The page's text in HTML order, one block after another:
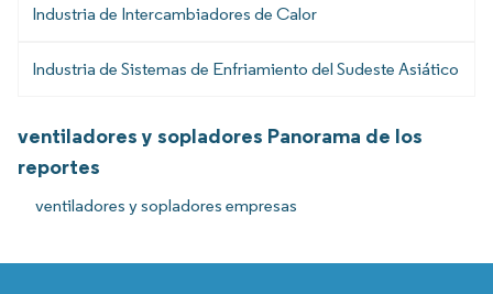
Industria de Intercambiadores de Calor
Industria de Sistemas de Enfriamiento del Sudeste Asiático
ventiladores y sopladores Panorama de los
reportes
ventiladores y sopladores empresas